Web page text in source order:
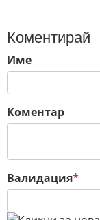
Коментирай
Име
Коментар
Валидация*